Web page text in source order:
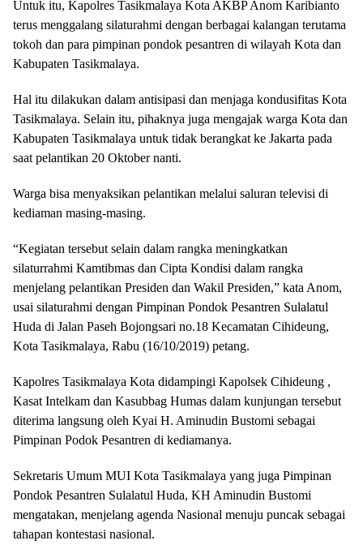
Untuk itu, Kapolres Tasikmalaya Kota AKBP Anom Karibianto
terus menggalang silaturahmi dengan berbagai kalangan terutama
tokoh dan para pimpinan pondok pesantren di wilayah Kota dan
Kabupaten Tasikmalaya.
Hal itu dilakukan dalam antisipasi dan menjaga kondusifitas Kota
Tasikmalaya. Selain itu, pihaknya juga mengajak warga Kota dan
Kabupaten Tasikmalaya untuk tidak berangkat ke Jakarta pada
saat pelantikan 20 Oktober nanti.
Warga bisa menyaksikan pelantikan melalui saluran televisi di
kediaman masing-masing.
“Kegiatan tersebut selain dalam rangka meningkatkan
silaturrahmi Kamtibmas dan Cipta Kondisi dalam rangka
menjelang pelantikan Presiden dan Wakil Presiden,” kata Anom,
usai silaturahmi dengan Pimpinan Pondok Pesantren Sulalatul
Huda di Jalan Paseh Bojongsari no.18 Kecamatan Cihideung,
Kota Tasikmalaya, Rabu (16/10/2019) petang.
Kapolres Tasikmalaya Kota didampingi Kapolsek Cihideung ,
Kasat Intelkam dan Kasubbag Humas dalam kunjungan tersebut
diterima langsung oleh Kyai H. Aminudin Bustomi sebagai
Pimpinan Podok Pesantren di kediamanya.
Sekretaris Umum MUI Kota Tasikmalaya yang juga Pimpinan
Pondok Pesantren Sulalatul Huda, KH Aminudin Bustomi
mengatakan, menjelang agenda Nasional menuju puncak sebagai
tahapan kontestasi nasional.